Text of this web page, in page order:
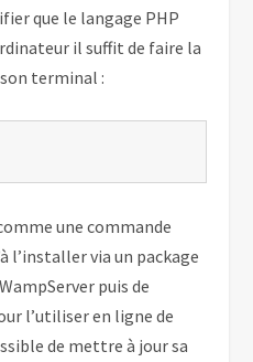
que le langage PHP
il suffit de faire la
terminal :
une commande
l’installer via un package
puis de
l’utiliser en ligne de
de mettre à jour sa